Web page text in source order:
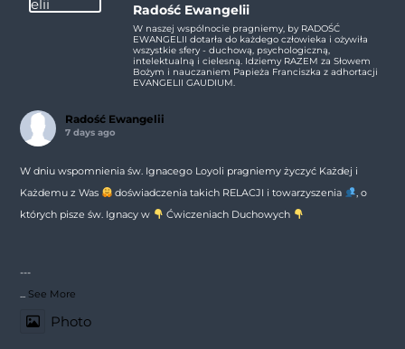
Radość Ewangelii
W naszej wspólnocie pragniemy, by RADOŚĆ
EWANGELII dotarła do każdego człowieka i ożywiła
wszystkie sfery - duchową, psychologiczną,
intelektualną i cielesną. Idziemy RAZEM za Słowem
Bożym i nauczaniem Papieża Franciszka z adhortacji
EVANGELII GAUDIUM.
Radość Ewangelii
7 days ago
W dniu wspomnienia św. Ignacego Loyoli pragniemy życzyć Każdej i
Każdemu z Was
doświadczenia takich RELACJI i towarzyszenia
, o
których pisze św. Ignacy w
Ćwiczeniach Duchowych
---
See More
Photo